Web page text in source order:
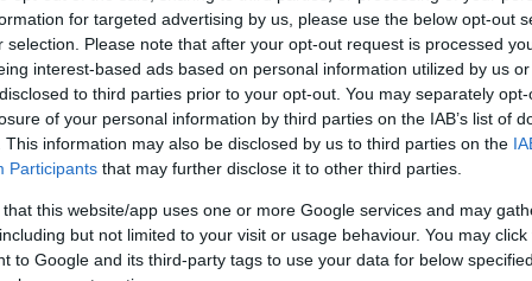
for targeted advertising by us, please use the below opt-out
selection. Please note that after your opt-out request is processed
interest-based ads based on personal information utilized by us
to third parties prior to your opt-out. You may separately
of your personal information by third parties on the IAB’s list of
This information may also be disclosed by us to third parties on the
Participants that may further disclose it to other third parties.
that this website/app uses one or more Google services and may
but not limited to your visit or usage behaviour. You may
to Google and its third-party tags to use your data for below
κάποιος πληροφοριοδότης ή μάρτυρας με